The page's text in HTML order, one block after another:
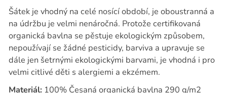
Šátek je vhodný na celé nosící období, je oboustranná a
na údržbu je velmi nenáročná. Protože certifikovaná
organická bavlna se pěstuje ekologickým způsobem,
nepoužívají se žádné pesticidy, barviva a upravuje se
dále jen šetrnými ekologickými barvami, je vhodná i pro
velmi citlivé děti s alergiemi a ekzémem.
Materiál:100% Česaná organická bavlna 290 g/m2